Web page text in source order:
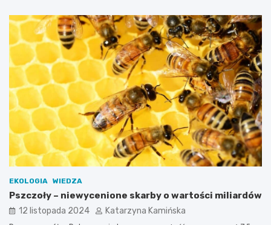
EKOLOGIA WIEDZA
Pszczoły – niewycenione skarby o wartości miliardów
12 listopada 2024 Katarzyna Kamińska